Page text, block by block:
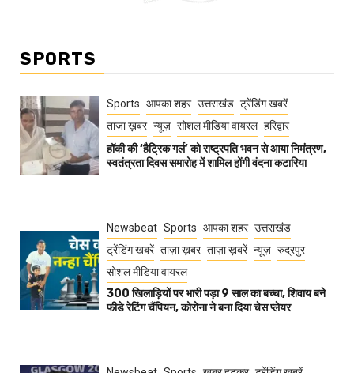
SPORTS
Sports आपका शहर उत्तराखंड ट्रेंडिंग खबरें
ताज़ा ख़बर न्यूज़ सोशल मीडिया वायरल हरिद्वार
हॉकी की ‘हैट्रिक गर्ल’ को राष्ट्रपति भवन से आया निमंत्रण,
स्वतंत्रता दिवस समारोह में शामिल होंगी वंदना कटारिया
Newsbeat Sports आपका शहर उत्तराखंड
ट्रेंडिंग खबरें ताज़ा ख़बर ताज़ा ख़बरें न्यूज़ रुद्रपुर
सोशल मीडिया वायरल
300 खिलाड़ियों पर भारी पड़ा 9 साल का बच्चा, शिवाय बने
फीडे रेटिंग चैंपियन, कोरोना ने बना दिया चेस प्लेयर